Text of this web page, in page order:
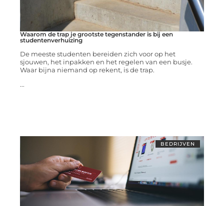
Waarom de trap je grootste tegenstander is bij een
studentenverhuizing
De meeste studenten bereiden zich voor op het
sjouwen, het inpakken en het regelen van een busje.
Waar bijna niemand op rekent, is de trap.
...
BEDRIJVEN